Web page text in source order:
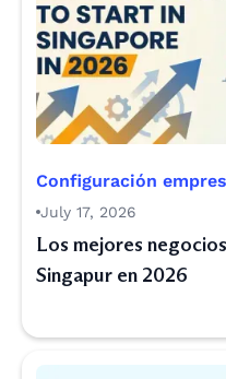
Configuración
July 17, 2026
Los mejores
Singapur en 2026